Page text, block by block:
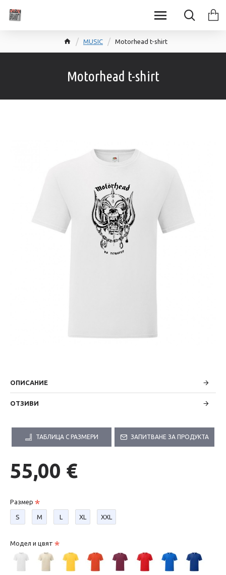
MUSIC Motorhead t-shirt
Motorhead t-shirt
ОПИСАНИЕ
ОТЗИВИ
ТАБЛИЦА С РАЗМЕРИ ЗАПИТВАНЕ ЗА ПРОДУКТА
55,00 €
Размер
S М L XL XXL
Модел и цвят